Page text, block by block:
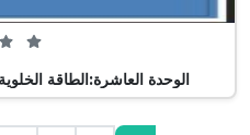
الوحدة العاشرة:الطاقة